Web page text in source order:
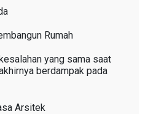
Rumah
yang sama saat
berdampak pada
Arsitek